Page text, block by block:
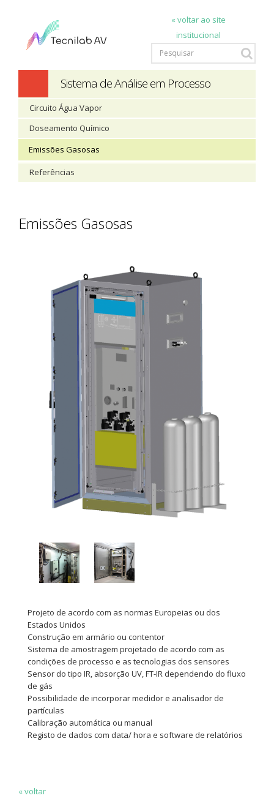
« voltar ao site
institucional
Sistema de Análise em Processo
Circuito Água Vapor
Doseamento Químico
Emissões Gasosas
Referências
Emissões Gasosas
Projeto de acordo com as normas Europeias ou dos
Estados Unidos
Construção em armário ou contentor
Sistema de amostragem projetado de acordo com as
condições de processo e as tecnologias dos sensores
Sensor do tipo IR, absorção UV, FT-IR dependendo do fluxo
de gás
Possibilidade de incorporar medidor e analisador de
partículas
Calibração automática ou manual
Registo de dados com data/ hora e software de relatórios
« voltar